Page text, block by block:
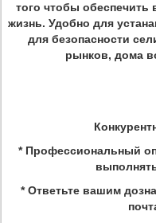
того чтобы
жизнь. Удобно для
для безопасности
рынков, дома
* Профессиональный
* Ответьте вашим